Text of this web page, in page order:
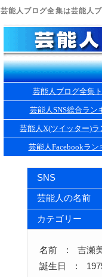
芸能人ブログ全集は芸能人
芸能人ブログ全集
芸能人SNS総合ラン
芸能人X(ツイッター)ラ
芸能人Facebookラン
SNS
芸能人の名前
カテゴリー
名前 : 吉瀬美
誕生日 : 1975